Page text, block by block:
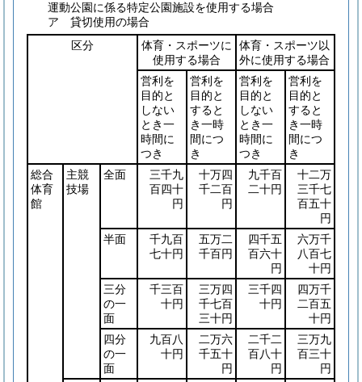
運動公園に係る特定公園施設を使用する場合
ア 貸切使用の場合
区分
体育・スポーツに
使用する場合
体育・スポーツ以
外に使用する場合
営利を
目的と
しない
とき一
時間に
つき
営利を
目的と
すると
き一時
間につ
き
営利を
目的と
しない
とき一
時間に
つき
営利を
目的と
すると
き一時
間につ
き
総合
体育
館
主競
技場
全面
三千九
百四十
円
十万四
千二百
円
九千百
二十円
十二万
三千七
百五十
円
半面
千九百
七十円
五万二
千百円
四千五
百六十
円
六万千
八百七
十円
三分
の一
面
千三百
十円
三万四
千七百
三十円
三千四
十円
四万千
二百五
十円
四分
の一
面
九百八
十円
二万六
千五十
円
二千二
百八十
円
三万九
百三十
円